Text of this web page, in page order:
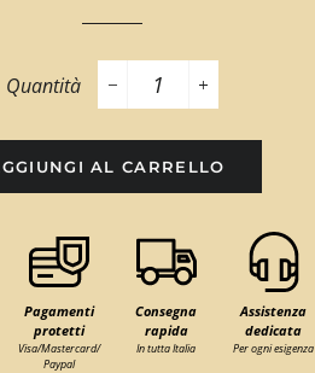
Quantità
−
+
AL CARRELLO
Pagamenti
protetti
Visa/Mastercard/
Paypal
Consegna
rapida
In tutta Italia
Assistenza
dedicata
Per ogni esigenza